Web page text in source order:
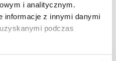
i analitycznym.
informacje z innymi danymi
podczas